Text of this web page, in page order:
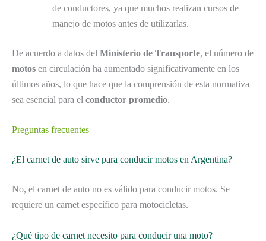
de conductores, ya que muchos realizan cursos de
manejo de motos antes de utilizarlas.
De acuerdo a datos del Ministerio de Transporte, el número de
motos en circulación ha aumentado significativamente en los
últimos años, lo que hace que la comprensión de esta normativa
sea esencial para el conductor promedio.
Preguntas frecuentes
¿El carnet de auto sirve para conducir motos en Argentina?
No, el carnet de auto no es válido para conducir motos. Se
requiere un carnet específico para motocicletas.
¿Qué tipo de carnet necesito para conducir una moto?